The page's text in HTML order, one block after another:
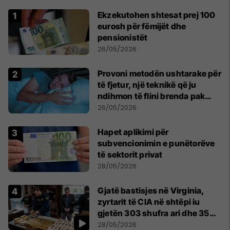
Ekzekutohen shtesat prej 100
eurosh për fëmijët dhe
pensionistët
26/05/2026
Provoni metodën ushtarake për
të fjetur, një teknikë që ju
ndihmon të flini brenda pak
minutash
26/05/2026
Hapet aplikimi për
subvencionimin e punëtorëve
të sektorit privat
28/05/2026
Gjatë bastisjes në Virginia,
zyrtarit të CIA në shtëpi iu
gjetën 303 shufra ari dhe 35
orë luksoze Rolex
28/05/2026